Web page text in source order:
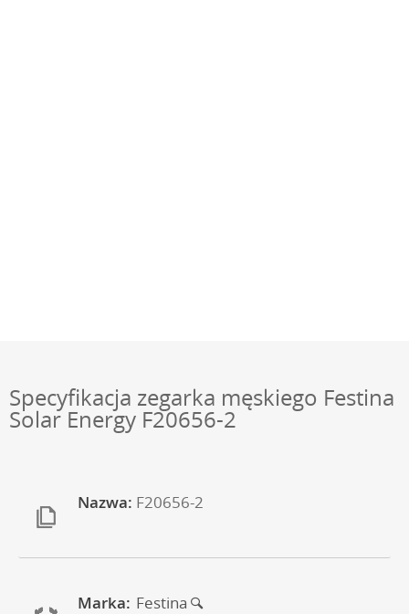
Specyfikacja zegarka męskiego Festina
Solar Energy F20656-2
Nazwa: F20656-2
Marka: Festina